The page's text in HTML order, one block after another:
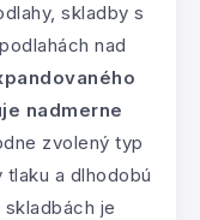
skladby s
nad
nadmerne
zvolený typ
a dlhodobú
je